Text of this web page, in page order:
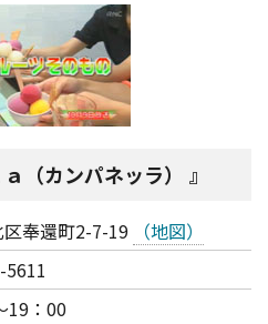
（カンパネッラ）
奉還町2-7-19
（地図）
19：00